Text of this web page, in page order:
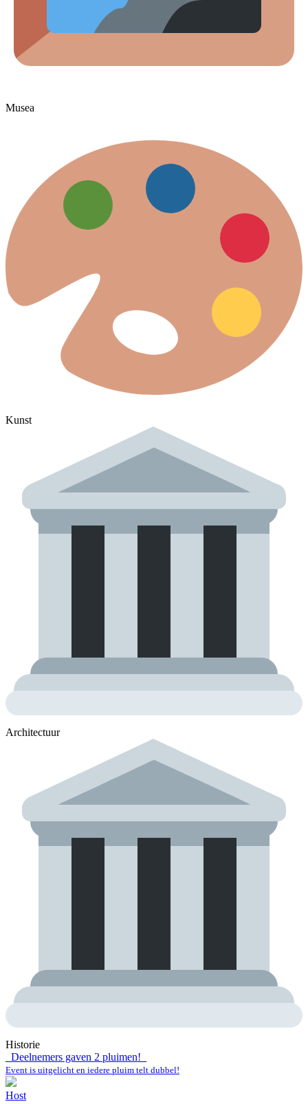
Musea
Kunst
Architectuur
Historie
Deelnemers gaven 2 pluimen!
Event is uitgelicht en iedere pluim telt dubbel!
Host